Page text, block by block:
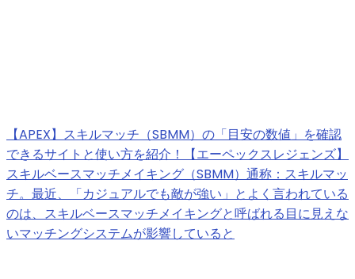
【APEX】スキルマッチ（SBMM）の「目安の数値」を確認
できるサイトと使い方を紹介！【エーペックスレジェンズ】
スキルベースマッチメイキング（SBMM）通称：スキルマッ
チ。最近、「カジュアルでも敵が強い」とよく言われている
のは、スキルベースマッチメイキングと呼ばれる目に見えな
いマッチングシステムが影響していると